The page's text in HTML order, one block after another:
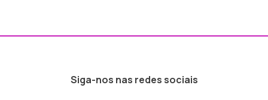
Siga-nos nas redes sociais